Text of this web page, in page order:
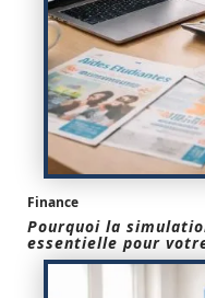
Finance
Pourquoi la
essentielle pour